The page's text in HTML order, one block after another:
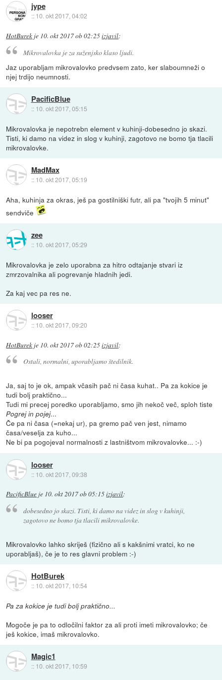
jype
:: 10. okt 2017, 04:02
HotBurek je 10. okt 2017 ob 02:25izjavil:
Mikrovalovka je za suženjsko klaso ljudi.
Jaz uporabljam mikrovalovko predvsem zato, ker slaboumneži o
njej trdijo neumnosti.
PacificBlue
:: 10. okt 2017, 05:15
Mikrovalovka je nepotrebn element v kuhinji-dobesedno jo skazi.
Tisti, ki damo na videz in slog v kuhinji, zagotovo ne bomo tja tlacili
mikrovalovke.
MadMax
:: 10. okt 2017, 05:19
Aha, kuhinja za okras, ješ pa gostilniški futr, ali pa "tvojih 5 minut"
sendviče
zee
:: 10. okt 2017, 05:29
Mikrovalovka je zelo uporabna za hitro odtajanje stvari iz
zmrzovalnika ali pogrevanje hladnih jedi.
Za kaj vec pa res ne.
looser
:: 10. okt 2017, 09:20
HotBurek je 10. okt 2017 ob 02:25izjavil:
Ostali, normalni, uporabljamo štedilnik.
Ja, saj to je ok, ampak včasih pač ni časa kuhat.. Pa za kokice je
tudi bolj praktično...
Tudi mi precej poredko uporabljamo, smo jih nekoč več, sploh tiste
Pogrej in pojej...
Če pa ni časa (=nekaj ur), pa gremo pač ven jest, nimamo
časa/veselja za kuho...
Ne bi pa pogojeval normalnosti z lastništvom mikrovalovke... :-)
looser
:: 10. okt 2017, 09:38
PacificBlue je 10. okt 2017 ob 05:15izjavil:
dobesedno jo skazi. Tisti, ki damo na videz in slog v kuhinji,
zagotovo ne bomo tja tlacili mikrovalovke.
Mikrovalovko lahko skriješ (fizično ali s kakšnimi vratci, ko ne
uporabljaš), če je to res glavni problem :-)
HotBurek
:: 10. okt 2017, 10:54
Pa za kokice je tudi bolj praktično...
Mogoče je pa to odločilni faktor za ali proti imeti mikrovalovko; če
ješ kokice, imaš mikrovalovko.
Magic1
:: 10. okt 2017, 10:59